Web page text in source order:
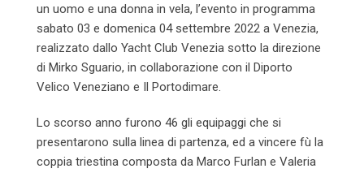
un uomo e una donna in vela, l’evento in programma
sabato 03 e domenica 04 settembre 2022 a Venezia,
realizzato dallo Yacht Club Venezia sotto la direzione
di Mirko Sguario, in collaborazione con il Diporto
Velico Veneziano e Il Portodimare.
Lo scorso anno furono 46 gli equipaggi che si
presentarono sulla linea di partenza, ed a vincere fù la
coppia triestina composta da Marco Furlan e Valeria